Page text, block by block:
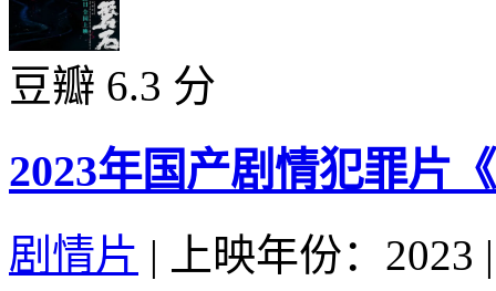
豆瓣 6.3 分
2023年国产剧情犯罪片
剧情片 | 上映年份：2023 |